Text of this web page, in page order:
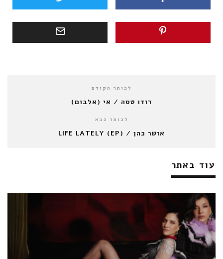
לכותר הקודם
דודו טסה / אי (אלבום)
לכותר הבא
אושר כהן / LIFE LATELY (EP)
עוד באתר